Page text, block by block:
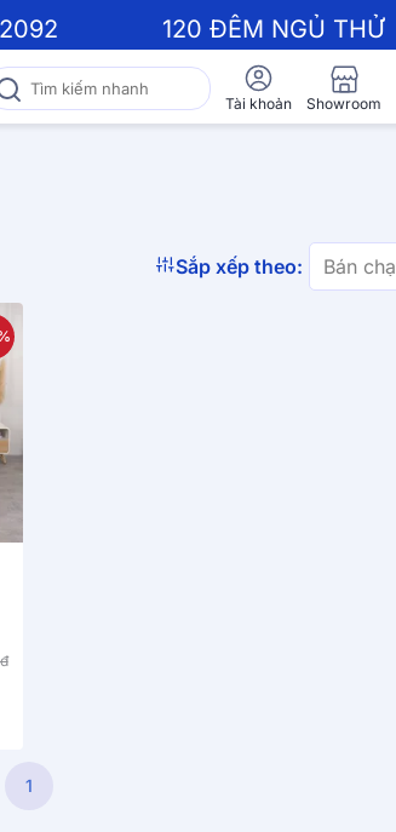
120 ĐÊM NGỦ THỬ
Tài khoản Showroom
Sắp xếp theo:
1